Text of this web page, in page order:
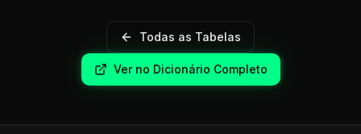
Todas as Tabelas
Ver no Dicionário Completo